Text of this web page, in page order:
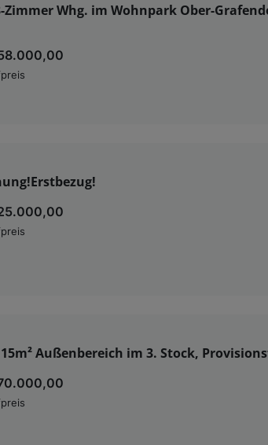
Whg. im Wohnpark Ober-
Außenbereich im 3. Stock,